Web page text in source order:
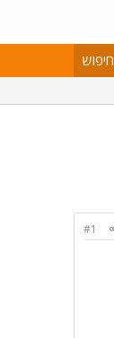
חיפוש
#1